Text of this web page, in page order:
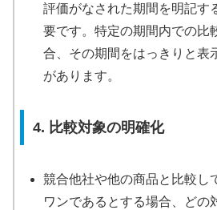
評価がなされた期間を明記す
要です。特定の期間内での比
合、その期間をはっきりと表
があります。
4. 比較対象の明確化
競合他社や他の商品と比較し
ワンであるとする場合、どの